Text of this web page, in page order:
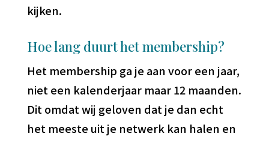
kijken.
Hoe lang duurt het membership?
Het membership ga je aan voor een jaar,
niet een kalenderjaar maar 12 maanden.
Dit omdat wij geloven dat je dan echt
het meeste uit je netwerk kan halen en